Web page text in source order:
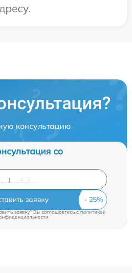
консультацию
со
заявку
заявку" Вы соглашаетесь c политикой